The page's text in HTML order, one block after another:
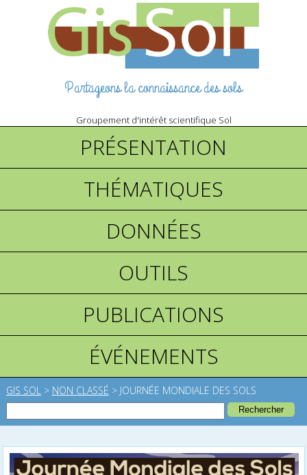
Partageons la connaissance des sols
Groupement d'intérêt scientifique Sol
PRÉSENTATION
THÉMATIQUES
DONNÉES
OUTILS
PUBLICATIONS
ÉVÉNEMENTS
GIS SOL > NON CLASSÉ > JOURNÉE MONDIALE DES SOLS